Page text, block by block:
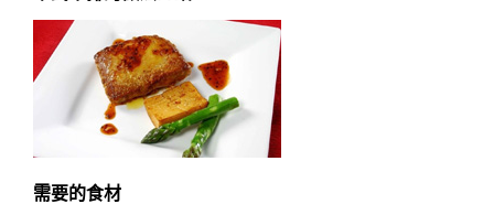
需要的食材